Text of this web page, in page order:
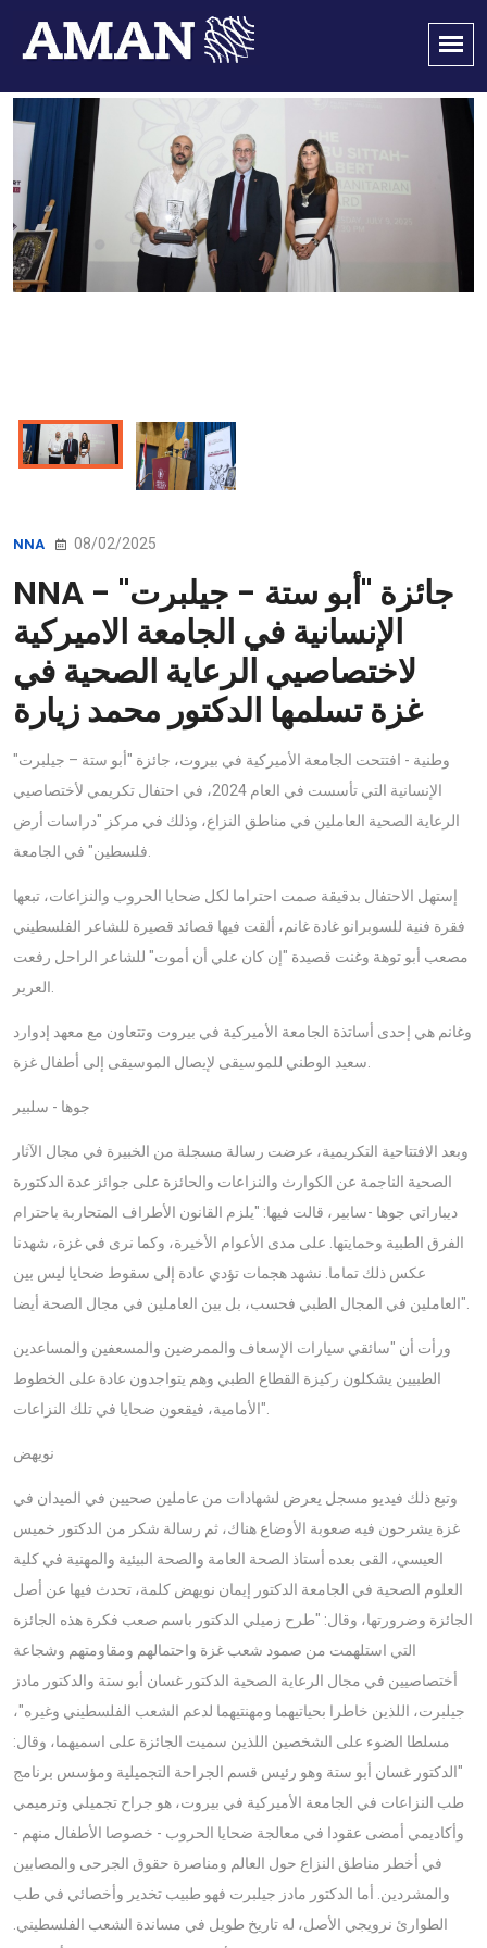
NNA 08/02/2025
NNA - جائزة "أبو ستة - جيلبرت"
الإنسانية في الجامعة الاميركية
لاختصاصيي الرعاية الصحية في
غزة تسلمها الدكتور محمد زيارة
وطنية - افتتحت الجامعة الأميركية في بيروت، جائزة "أبو ستة – جيلبرت"
الإنسانية التي تأسست في العام 2024، في احتفال تكريمي لأختصاصيي
الرعاية الصحية العاملين في مناطق النزاع، وذلك في مركز "دراسات أرض
إستهل الاحتفال بدقيقة صمت احتراما لكل ضحايا الحروب والنزاعات، تبعها
فقرة فنية للسوبرانو غادة غانم، ألقت فيها قصائد قصيرة للشاعر الفلسطيني
مصعب أبو توهة وغنت قصيدة "إن كان علي أن أموت" للشاعر الراحل رفعت
وغانم هي إحدى أساتذة الجامعة الأميركية في بيروت وتتعاون مع معهد إدوارد
جوها - سلبير
وبعد الافتتاحية التكريمية، عرضت رسالة مسجلة من الخبيرة في مجال الآثار
الصحية الناجمة عن الكوارث والنزاعات والحائزة على جوائز عدة الدكتورة
ديباراتي جوها -سابير، قالت فيها: "يلزم القانون الأطراف المتحاربة باحترام
الفرق الطبية وحمايتها. على مدى الأعوام الأخيرة، وكما نرى في غزة، شهدنا
عكس ذلك تماما. نشهد هجمات تؤدي عادة إلى سقوط ضحايا ليس بين
العاملين في المجال الطبي فحسب، بل بين العاملين في مجال الصحة أيضا".
ورأت أن "سائقي سيارات الإسعاف والممرضين والمسعفين والمساعدين
الطبيين يشكلون ركيزة القطاع الطبي وهم يتواجدون عادة على الخطوط
الأمامية، فيقعون ضحايا في تلك النزاعات".
نويهض
وتبع ذلك فيديو مسجل يعرض لشهادات من عاملين صحيين في الميدان في
غزة يشرحون فيه صعوبة الأوضاع هناك، ثم رسالة شكر من الدكتور خميس
العيسي، القى بعده أستاذ الصحة العامة والصحة البيئية والمهنية في كلية
العلوم الصحية في الجامعة الدكتور إيمان نويهض كلمة، تحدث فيها عن أصل
الجائزة وضرورتها، وقال: "طرح زميلي الدكتور باسم صعب فكرة هذه الجائزة
التي استلهمت من صمود شعب غزة واحتمالهم ومقاومتهم وشجاعة
أختصاصيين في مجال الرعاية الصحية الدكتور غسان أبو ستة والدكتور مادز
جيلبرت، اللذين خاطرا بحياتيهما ومهنتيهما لدعم الشعب الفلسطيني وغيره"،
مسلطا الضوء على الشخصين اللذين سميت الجائزة على اسميهما، وقال:
"الدكتور غسان أبو ستة وهو رئيس قسم الجراحة التجميلية ومؤسس برنامج
طب النزاعات في الجامعة الأميركية في بيروت، هو جراح تجميلي وترميمي
وأكاديمي أمضى عقودا في معالجة ضحايا الحروب - خصوصا الأطفال منهم -
في أخطر مناطق النزاع حول العالم ومناصرة حقوق الجرحى والمصابين
والمشردين. أما الدكتور مادز جيلبرت فهو طبيب تخدير وأخصائي في طب
الطوارئ نرويجي الأصل، له تاريخ طويل في مساندة الشعب الفلسطيني.